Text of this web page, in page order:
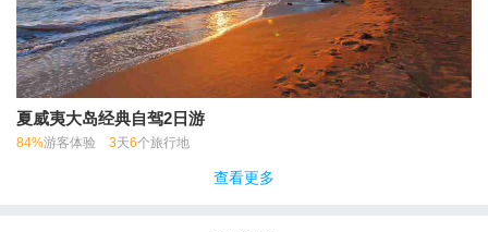
夏威夷大岛经典自驾2日游
84%游客体验 3天6个旅行地
查看更多